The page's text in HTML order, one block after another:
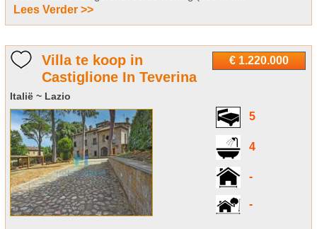
Lees Verder >>
€ 1.220.000
Villa te koop in
Castiglione In Teverina
Italië ~ Lazio
5
4
-
-